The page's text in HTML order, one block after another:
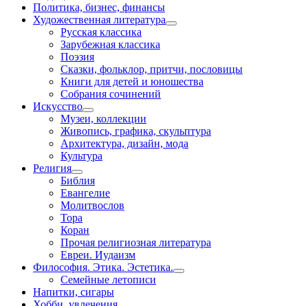
Политика, бизнес, финансы
Художественная литература
Русская классика
Зарубежная классика
Поэзия
Сказки, фольклор, притчи, пословицы
Книги для детей и юношества
Собрания сочинений
Искусство
Музеи, коллекции
Живопись, графика, скульптура
Архитектура, дизайн, мода
Культура
Религия
Библия
Евангелие
Молитвослов
Тора
Коран
Прочая религиозная литература
Евреи. Иудаизм
Философия. Этика. Эстетика.
Семейные летописи
Напитки, сигары